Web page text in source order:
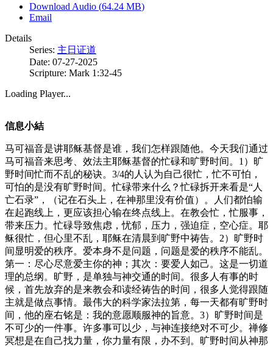
Download Audio (64.24 MB)
Email
Details
Series: 主日证道
Date: 07-27-2025
Scripture: Mark 1:32-45
Loading Player...
信息小結
马可福音是讲耶稣基督是谁，我们怎样跟随他。今天我们通过
马可福音来思考、效法主耶稣基督的忙碌和旷野时间。1）旷
野时间忙而不乱的秘诀。3/4的人认为自己很忙，忙不可怕，
可怕的是没有旷野时间。忙碌带来什么？忙碌拆开来看是“人
亡石录”，（记在石头上，在神那里没有价值）。人们都怕输
在起跑线上，更应该担心输在终点线上。在教会忙，忙服事，
带来压力。忙碌导致焦虑，忧郁，压力，强迫症，空心症。耶
稣很忙，但心里不乱，耶稣在清晨到旷野中祷告。2）旷野时
间显明爱的秩序。爱本身不是问题，问题是爱的秩序不能乱。
第一：尽心尽意爱主你的神；其次：要爱人如己。这是一切道
理的总纲。旷野，是单独与神交通的时间。很多人有事的时
候，首先放弃的是来教会和读经祷告的时间，很多人觉得跟随
主就是做点事情。最伟大的科学家法拉第，每一天都有旷野时
间，他的座右铭是：我的意愿顺服神的旨意。3）旷野时间是
不可少的一件事。许多事可以少，与神连接绝对不可少。禅修
冥想是在自己找力量，你力量有限，办不到。旷野时间从神那